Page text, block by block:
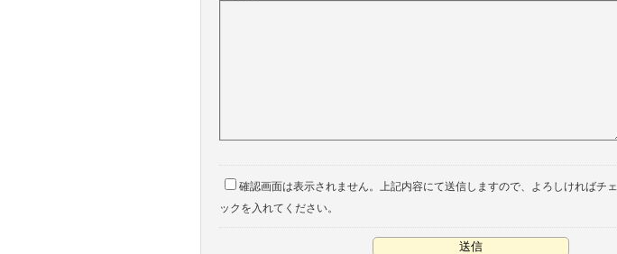
確認画面は表示されません。上記内容にて送信しますので、よろしければチェ
ックを入れてください。